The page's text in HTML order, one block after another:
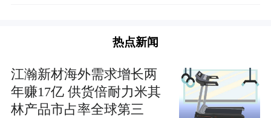
热点新闻
江瀚新材海外需求增长两
年赚17亿 供货倍耐力米其
林产品市占率全球第三